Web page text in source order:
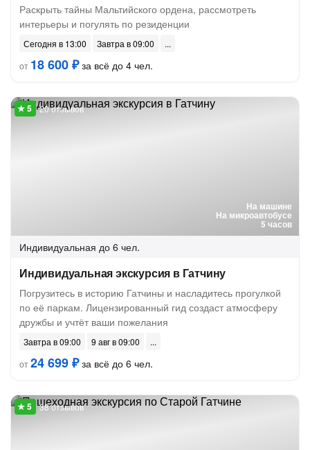
Раскрыть тайны Мальтийского ордена, рассмотреть
интерьеры и погулять по резиденции
Сегодня в 13:00
Завтра в 09:00
от 18 600 ₽за всё до 4 чел.
На машине
На микроавтобусе
5 часов
20 отзывов
Индивидуальная до 6 чел.
Индивидуальная экскурсия в Гатчину
Погрузитесь в историю Гатчины и насладитесь прогулкой
по её паркам. Лицензированный гид создаст атмосферу
дружбы и учтёт ваши пожелания
Завтра в 09:00
9 авг в 09:00
от24 699 ₽за всё до 6 чел.
38 отзывов